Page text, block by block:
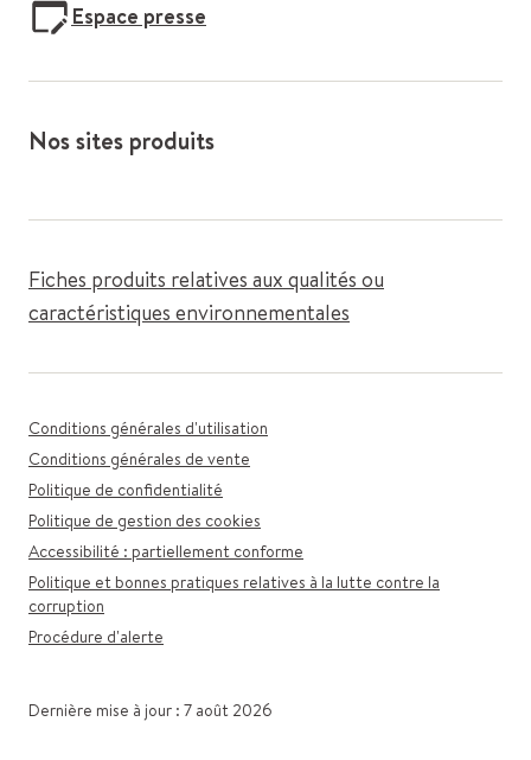
Espace presse
Nos sites produits
Fiches produits relatives aux qualités ou
caractéristiques environnementales
Conditions générales d'utilisation
Conditions générales de vente
Politique de confidentialité
Politique de gestion des cookies
Accessibilité : partiellement conforme
Politique et bonnes pratiques relatives à la lutte contre la
corruption
Procédure d'alerte
Dernière mise à jour : 7 août 2026